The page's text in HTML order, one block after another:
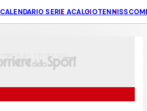
CALENDARIO SERIE ACALCIOTENNIS